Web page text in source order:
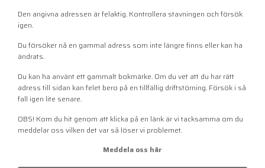
Den angivna adressen är felaktig. Kontrollera stavningen och försök
igen.
Du försöker nå en gammal adress som inte längre finns eller kan ha
ändrats.
Du kan ha använt ett gammalt bokmärke. Om du vet att du har rätt
adress till sidan kan felet bero på en tillfällig driftstörning. Försök i så
fall igen lite senare.
OBS! Kom du hit genom att klicka på en länk är vi tacksamma om du
meddelar oss vilken det var så löser vi problemet.
Meddela oss här